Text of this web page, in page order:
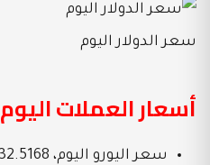
سعر الدولار اليوم
أسعار العملات اليوم